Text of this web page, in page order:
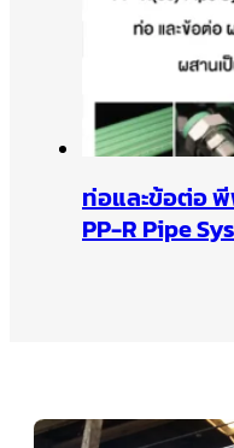
ท่อและข้อต่อ
PP-R Pipe